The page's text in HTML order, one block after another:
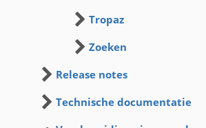
Tropaz
Zoeken
Release notes
Technische documentatie